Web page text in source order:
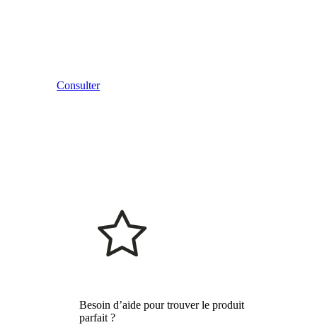
Consulter
Besoin d’aide pour trouver le produit
parfait ?